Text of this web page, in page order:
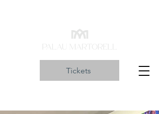
Tickets